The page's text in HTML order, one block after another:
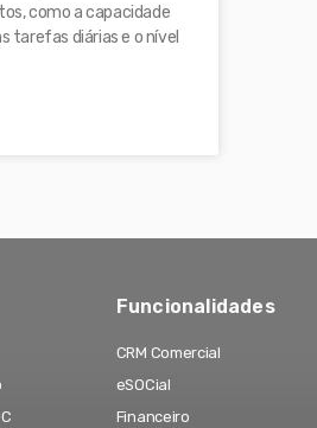
como a capacidade
tarefas diárias e o nível
Funcionalidades
CRM Comercial
eSOCial
Financeiro